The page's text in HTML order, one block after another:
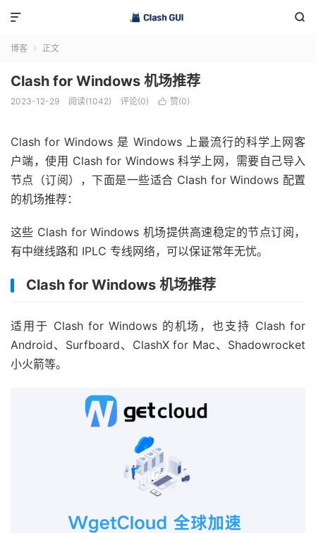


博客  正文
Clash for Windows 机场推荐
2023-12-29 阅读(1042) 评论(0)  赞(0)
Clash for Windows 是 Windows 上最流行的科学上网客
户端，使用 Clash for Windows 科学上网，需要自己导入
节点（订阅），下面是一些适合 Clash for Windows 配置
的机场推荐：
这些 Clash for Windows 机场提供高速稳定的节点订阅，
有中继线路和 IPLC 专线网络，可以保证常年无忧。
Clash for Windows 机场推荐
适用于 Clash for Windows 的机场，也支持 Clash for
Android、Surfboard、ClashX for Mac、Shadowrocket
小火箭等。